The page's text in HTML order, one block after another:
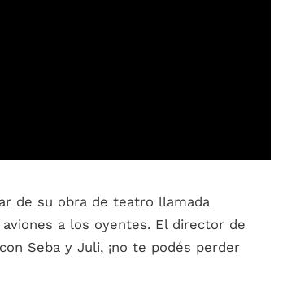
de su obra de teatro llamada
a los oyentes. El director de
Seba y Juli, ¡no te podés perder